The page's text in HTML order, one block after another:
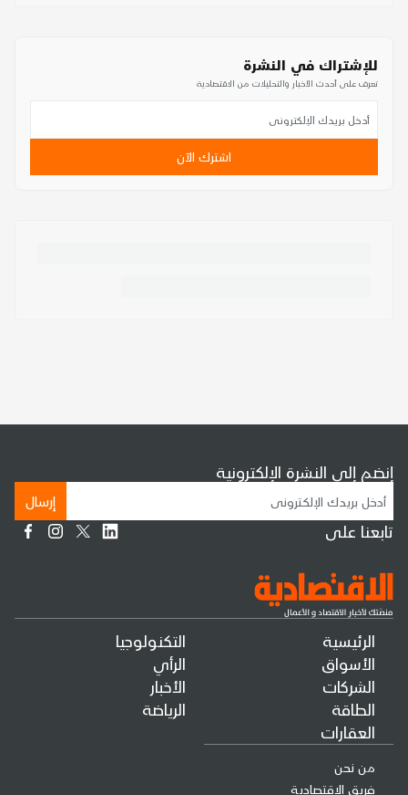
للإشتراك في النشرة
تعرف على أحدث الأخبار والتحليلات من الاقتصادية
اشترك الآن
الرئيسية
الأسواق
الشركات
الطاقة
العقارات
التكنولوجيا
الرأي
الأخبار
الرياضة
من نحن
فريق الإقتصادية
إنضم إلى النشرة الإلكترونية
إرسال
تابعنا على